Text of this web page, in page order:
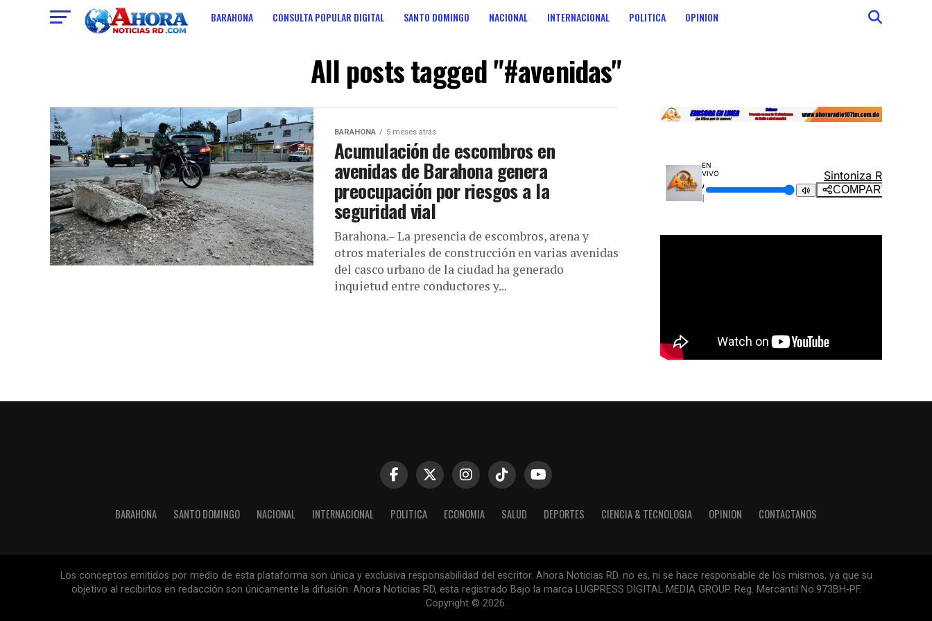
BARAHONA CONSULTA POPULAR DIGITAL SANTO DOMINGO NACIONAL INTERNACIONAL POLITICA OPINION
All posts tagged "#avenidas"
BARAHONA 5 meses atrás
Acumulación de escombros en
avenidas de Barahona genera
preocupación por riesgos a la
seguridad vial
Barahona.– La presencia de escombros, arena y
otros materiales de construcción en varias avenidas
del casco urbano de la ciudad ha generado
inquietud entre conductores y...
BARAHONA SANTO DOMINGO NACIONAL INTERNACIONAL POLITICA ECONOMIA SALUD DEPORTES CIENCIA & TECNOLOGIA OPINION CONTACTANOS
Los conceptos emitidos por medio de esta plataforma son única y exclusiva responsabilidad del escritor. Ahora Noticias RD. no es, ni se hace responsable de los mismos, ya que su
objetivo al recibirlos en redacción son únicamente la difusión. Ahora Noticias RD, esta registrado Bajo la marca LUGPRESS DIGITAL MEDIA GROUP. Reg. Mercantil No.973BH-PF.
Copyright © 2026.